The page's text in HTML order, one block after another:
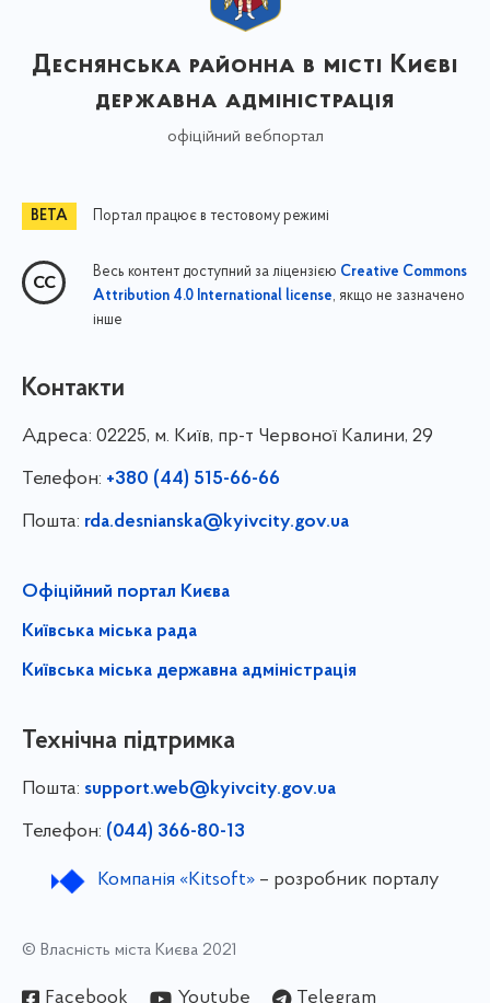
Деснянська районна в місті Києві
державна адміністрація
офіційний вебпортал
Портал працює в тестовому режимі
Весь контент доступний за ліцензією Creative Commons
Attribution 4.0 International license, якщо не зазначено
інше
Контакти
Адреса: 02225, м. Київ, пр-т Червоної Калини, 29
Телефон: +380 (44) 515-66-66
Пошта: rda.desnianska@kyivcity.gov.ua
Офіційний портал Києва
Київська міська рада
Київська міська державна адміністрація
Технічна підтримка
Пошта: support.web@kyivcity.gov.ua
Телефон: (044) 366-80-13
Компанія «Kitsoft»– розробник порталу
© Власність міста Києва 2021
Facebook Youtube Telegram